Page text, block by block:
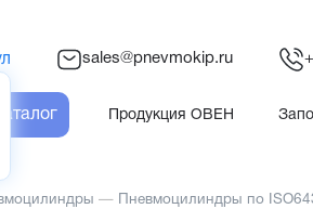
sales@pnevmokip.ru
Каталог Продукция ОВЕН
— Пневмоцилиндры по